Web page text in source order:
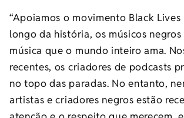
“Apoiamos o movimento Black
longo da história, os músicos
música que o mundo inteiro ama.
recentes, os criadores de podcasts
no topo das paradas. No entanto,
artistas e criadores negros estão